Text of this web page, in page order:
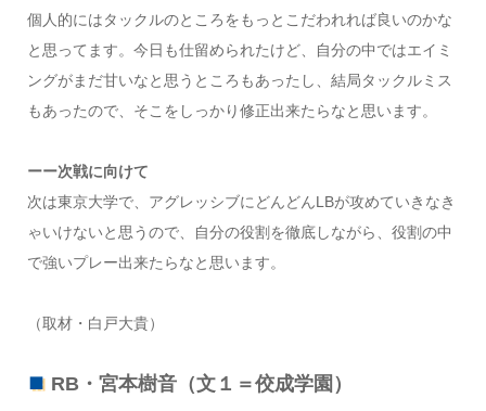
個人的にはタックルのところをもっとこだわれれば良いのかな
と思ってます。今日も仕留められたけど、自分の中ではエイミ
ングがまだ甘いなと思うところもあったし、結局タックルミス
もあったので、そこをしっかり修正出来たらなと思います。
ーー次戦に向けて
次は東京大学で、アグレッシブにどんどんLBが攻めていきなき
ゃいけないと思うので、自分の役割を徹底しながら、役割の中
で強いプレー出来たらなと思います。
（取材・白戸大貴）
RB・宮本樹音（文１＝佼成学園）